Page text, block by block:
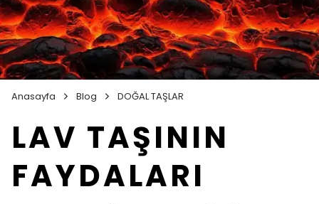
Anasayfa Blog DOĞAL TAŞLAR
LAV TAŞININ
FAYDALARI